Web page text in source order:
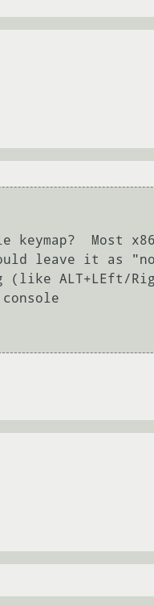
keymap?  Most
leave it as
(like ALT+LEft/